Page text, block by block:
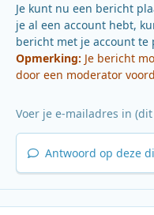
Je kunt nu een bericht
je al een account hebt,
bericht met je account te
Opmerking: Je bericht
door een moderator
Antwoord op deze